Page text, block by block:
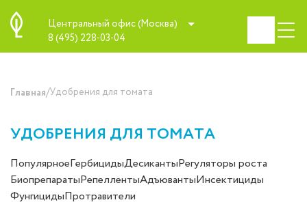
Центральный офис (Москва)
8 (495) 228-03-04
Главная/Удобрения для томата
УДОБРЕНИЯ ДЛЯ ТОМАТА
ПопулярноеГербицидыДесикантыРегуляторы роста
БиопрепаратыРепеллентыАдъювантыИнсектициды
ФунгицидыПротравители